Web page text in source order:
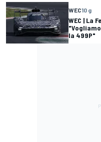
WEC10 g
WEC | La
la 499P"